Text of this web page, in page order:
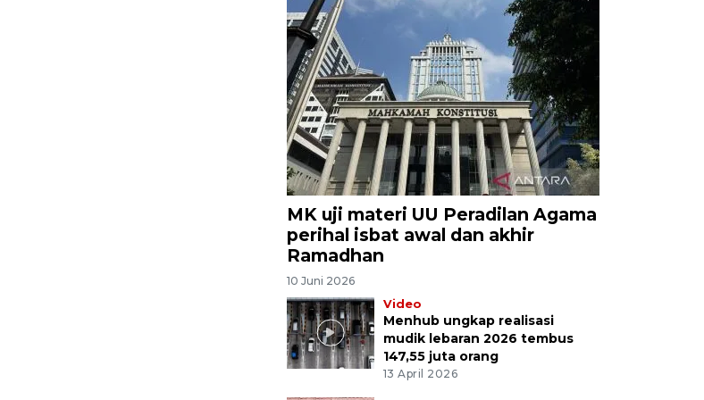
MK uji materi UU Peradilan Agama
perihal isbat awal dan akhir
Ramadhan
10 Juni 2026
Video
Menhub ungkap realisasi
mudik lebaran 2026 tembus
147,55 juta orang
13 April 2026